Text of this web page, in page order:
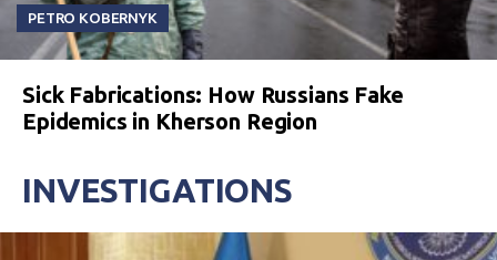
PETRO KOBERNYK
Sick Fabrications: How Russians Fake
Epidemics in Kherson Region
INVESTIGATIONS